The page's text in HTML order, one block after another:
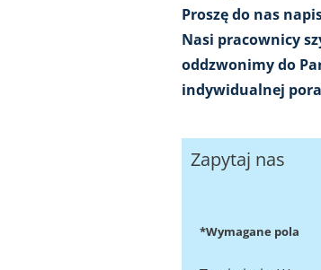
Proszę do nas
Nasi pracownicy
oddzwonimy do
indywidualnej
Zapytaj nas
*Wymagane pola